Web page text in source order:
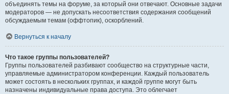
объединять темы на форуме, за который они отвечают. Основные задачи
модераторов — не допускать несоответствия содержания сообщений
обсуждаемым темам (оффтопик), оскорблений.
Вернуться к началу
Что такое группы пользователей?
Группы пользователей разбивают сообщество на структурные части,
управляемые администратором конференции. Каждый пользователь
может состоять в нескольких группах, и каждой группе могут быть
назначены индивидуальные права доступа. Это облегчает